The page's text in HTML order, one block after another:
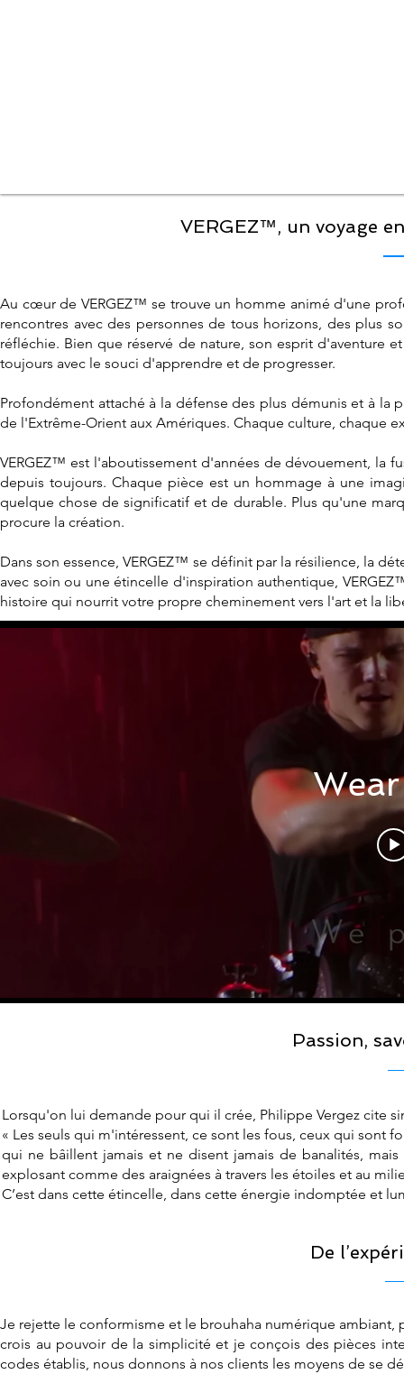
VERGEZ™, un voyage
Au cœur de VERGEZ™ se trouve un homme animé d'une
rencontres avec des personnes de tous horizons, des plus
réfléchie. Bien que réservé de nature, son esprit d'aventure
toujours avec le souci d'apprendre et de progresser.
Profondément attaché à la défense des plus démunis et à
de l'Extrême-Orient aux Amériques. Chaque culture, chaque
VERGEZ™ est l'aboutissement d'années de dévouement, la
depuis toujours.Chaque pièce est un hommage à une
quelque chose de significatif et de durable. Plus qu'une
procure la création.
Dans son essence, VERGEZ™ se définit par la résilience, la
avec soin ou une étincelle d'inspiration authentique,
histoire qui nourrit votre propre cheminement vers l'art et la
Passion,
Lorsqu'on lui demande pour qui il crée, Philippe Vergez cite
« Les seuls qui m'intéressent, ce sont les fous, ceux qui sont
qui ne bâillent jamais et ne disent jamais de banalités,
explosant comme des araignées à travers les étoiles et au
C’est dans cette étincelle, dans cette énergie indomptée et
De
Je rejette le conformisme et le brouhaha numérique ambiant,
crois au pouvoir de la simplicité et je conçois des pièces
codes établis, nous donnons à nos clients les moyens de se